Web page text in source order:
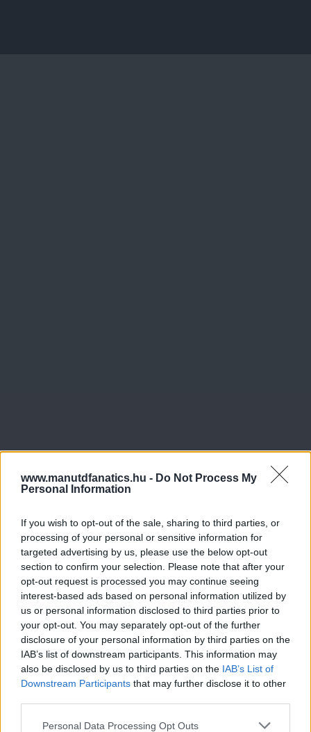
www.manutdfanatics.hu - Do Not Process My
Personal Information
If you wish to opt-out of the sale, sharing to third parties, or
processing of your personal or sensitive information for
targeted advertising by us, please use the below opt-out
section to confirm your selection. Please note that after your
opt-out request is processed you may continue seeing
interest-based ads based on personal information utilized by
us or personal information disclosed to third parties prior to
your opt-out. You may separately opt-out of the further
disclosure of your personal information by third parties on the
IAB’s list of downstream participants. This information may
also be disclosed by us to third parties on the IAB’s List of
Downstream Participants that may further disclose it to other
Please note that this website/app uses one or more Google
Personal Data Processing Opt Outs